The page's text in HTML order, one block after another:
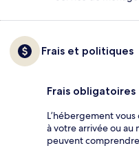
Frais et politiques
Frais obligatoires
L’hébergement
à votre arrivée ou au
peuvent